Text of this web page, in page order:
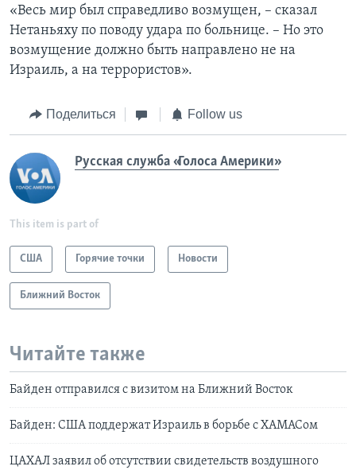
«Весь мир был справедливо возмущен, – сказал
Нетаньяху по поводу удара по больнице. – Но это
возмущение должно быть направлено не на
Израиль, а на террористов».
Поделиться Follow us
Русская служба «Голоса Америки»
This item is part of
США Горячие точки Новости
Ближний Восток
Читайте также
Байден отправился с визитом на Ближний Восток
Байден: США поддержат Израиль в борьбе с ХАМАСом
ЦАХАЛ заявил об отсутствии свидетельств воздушного